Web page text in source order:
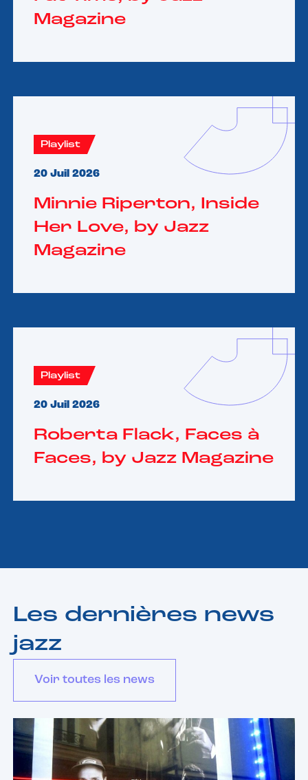
Magazine
Playlist
20 Juil 2026
Minnie Riperton, Inside
Her Love, by Jazz
Magazine
Playlist
20 Juil 2026
Roberta Flack, Faces à
Faces, by Jazz Magazine
Les dernières news
jazz
Voir toutes les news